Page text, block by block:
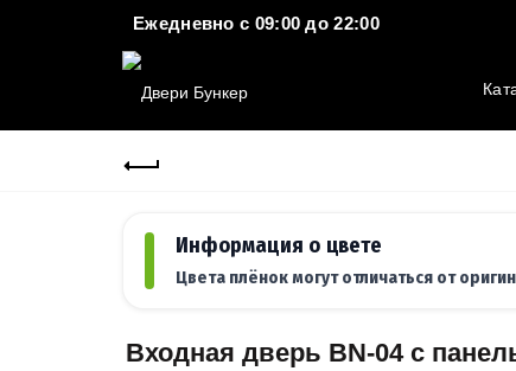
Ежедневно c 09:00 до 22:00
Информация о цвете
Цвета плёнок могут отличаться от
Входная дверь BN-04 с